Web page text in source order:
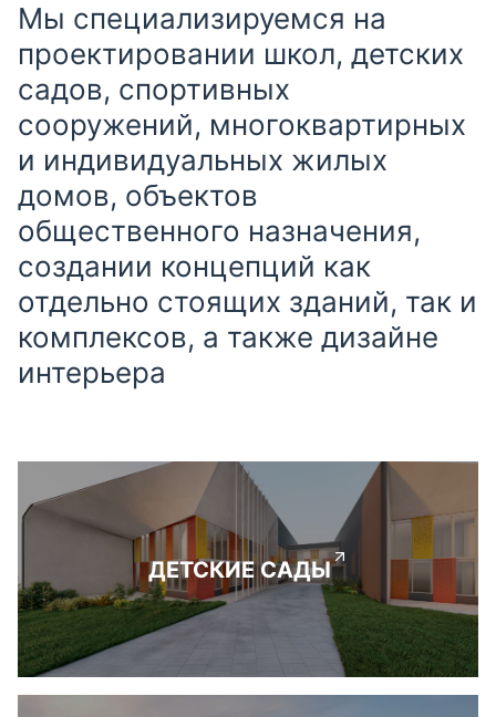
Мы специализируемся на
проектировании школ, детских
садов, спортивных
сооружений, многоквартирных
и индивидуальных жилых
домов, объектов
общественного назначения,
создании концепций как
отдельно стоящих зданий, так и
комплексов, а также дизайне
интерьера
ДЕТСКИЕ САДЫ